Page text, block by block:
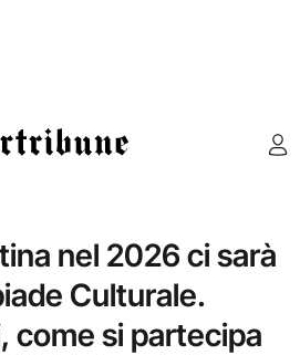
nel 2026 ci sarà
Culturale.
come si partecipa